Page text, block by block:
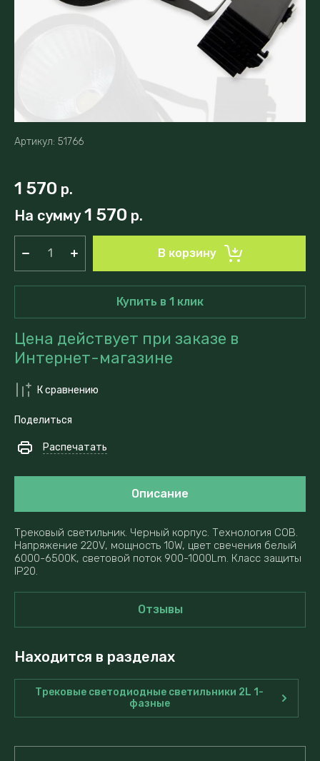
Артикул: 51766
1 570 р.
На сумму 1 570 р.
В корзину
Купить в 1 клик
Цена действует при заказе в
Интернет-магазине
К сравнению
Поделиться
Распечатать
Описание
Трековый светильник. Черный корпус. Технология COB.
Напряжение 220V, мощность 10W, цвет свечения белый
6000-6500K, световой поток 900-1000Lm. Класс защиты
IP20.
Отзывы
Находится в разделах
Трековые светодиодные светильники 2L 1-
фазные